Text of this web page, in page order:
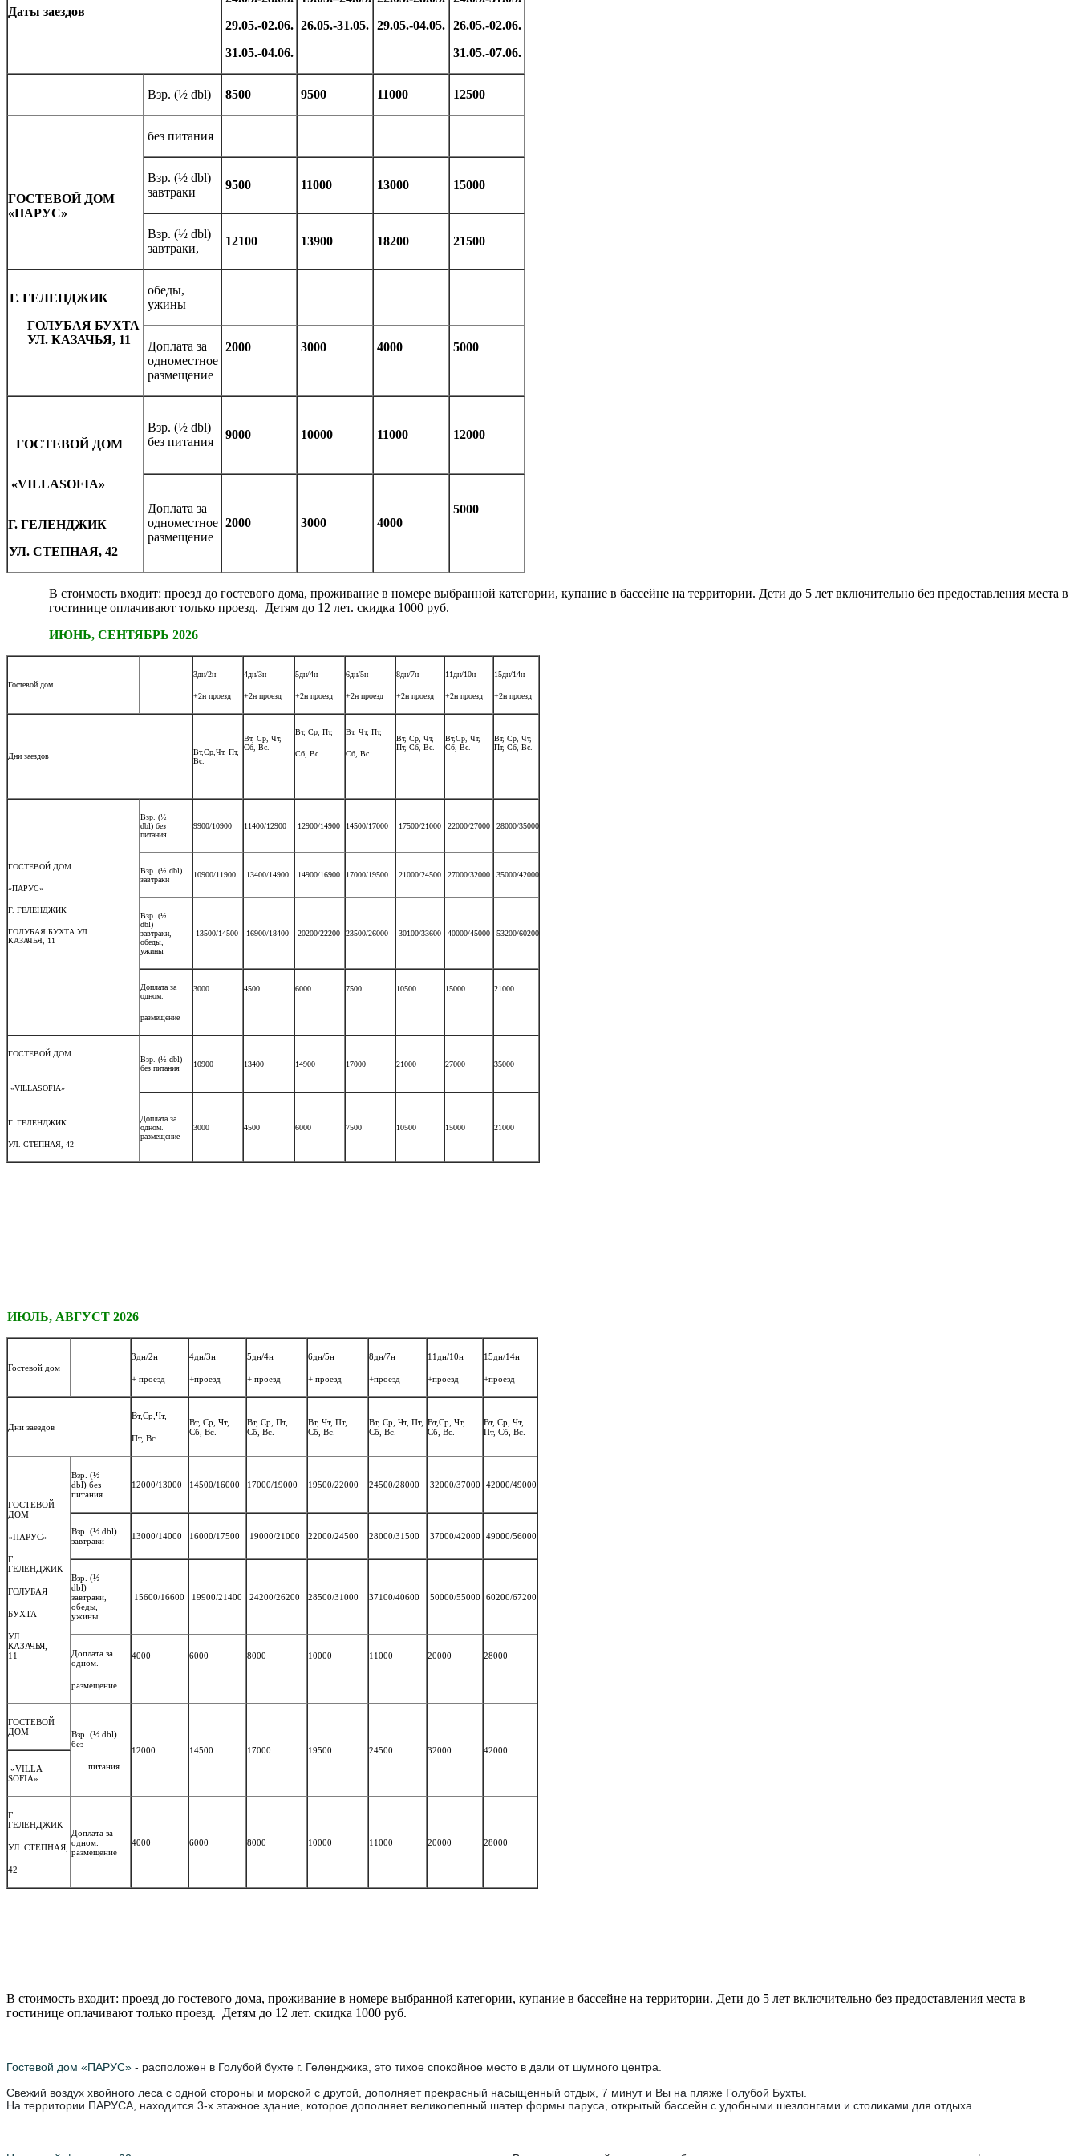
Даты заездов
29.05.-02.06.
31.05.-04.06.
26.05.-31.05. 29.05.-04.05.
26.05.-02.06.
31.05.-07.06.
Взр. (½ dbl) 8500 9500 11000 12500
ГОСТЕВОЙ ДОМ
«ПАРУС»
без питания
Взр. (½ dbl)
завтраки
9500 11000 13000 15000
Взр. (½ dbl)
завтраки,
12100 13900 18200 21500
Г. ГЕЛЕНДЖИК
ГОЛУБАЯ БУХТА
УЛ.КАЗАЧЬЯ, 11
обеды,
ужины
Доплата за
одноместное
размещение
2000 3000 4000 5000
ГОСТЕВОЙ ДОМ
«VILLASOFIA»
Г. ГЕЛЕНДЖИК
УЛ. СТЕПНАЯ, 42
Взр. (½ dbl)
без питания
9000 10000 11000 12000
Доплата за
одноместное
размещение
2000 3000 4000
5000
В стоимость входит: проезд до гостевого дома, проживание в номере выбранной категории, купание в бассейне на территории. Дети до 5 лет включительно без предоставления места в
гостинице оплачивают только проезд. Детям до 12 лет. скидка 1000 руб.
ИЮНЬ, СЕНТЯБРЬ 2026
Гостевой дом
3дн/2н
+2н проезд
4дн/3н
+2н проезд
5дн/4н
+2н проезд
6дн/5н
+2н проезд
8дн/7н
+2н проезд
11дн/10н
+2н проезд
15дн/14н
+2н проезд
Дни заездов
Вт,Ср,Чт, Пт,
Вс.
Вт, Ср, Чт,
Сб, Вс.
Вт, Ср, Пт,
Сб, Вс.
Вт, Чт, Пт,
Сб, Вс.
Вт, Ср, Чт,
Пт, Сб, Вс.
Вт,Ср, Чт,
Сб, Вс.
Вт, Ср, Чт,
Пт, Сб, Вс.
ГОСТЕВОЙ ДОМ
«ПАРУС»
Г. ГЕЛЕНДЖИК
ГОЛУБАЯ БУХТА УЛ.
КАЗАЧЬЯ, 11
Взр. (½
dbl) без
питания
9900/10900 11400/12900 12900/14900 14500/17000 17500/21000 22000/27000 28000/35000
Взр. (½ dbl)
завтраки
10900/11900 13400/14900 14900/16900 17000/19500 21000/24500 27000/32000 35000/42000
Взр. (½
dbl)
завтраки,
обеды,
ужины
13500/14500 16900/18400 20200/22200 23500/26000 30100/33600 40000/45000 53200/60200
Доплата за
одном.
размещение
3000 4500 6000 7500 10500 15000 21000
ГОСТЕВОЙ ДОМ
«VILLASOFIA»
Г. ГЕЛЕНДЖИК
УЛ. СТЕПНАЯ, 42
Взр. (½ dbl)
без питания
10900 13400 14900 17000 21000 27000 35000
Доплата за
одном.
размещение
3000 4500 6000 7500 10500 15000 21000
ИЮЛЬ, АВГУСТ 2026
Гостевой дом
3дн/2н
+ проезд
4дн/3н
+проезд
5дн/4н
+ проезд
6дн/5н
+ проезд
8дн/7н
+проезд
11дн/10н
+проезд
15дн/14н
+проезд
Дни заездов
Вт,Ср,Чт,
Пт, Вс
Вт, Ср, Чт,
Сб, Вс.
Вт, Ср, Пт,
Сб, Вс.
Вт, Чт, Пт,
Сб, Вс.
Вт, Ср, Чт, Пт,
Сб, Вс.
Вт,Ср, Чт,
Сб, Вс.
Вт, Ср, Чт,
Пт, Сб, Вс.
ГОСТЕВОЙ
ДОМ
«ПАРУС»
Г.
ГЕЛЕНДЖИК
ГОЛУБАЯ
БУХТА
УЛ.
КАЗАЧЬЯ,
11
Взр. (½
dbl) без
питания
12000/13000 14500/16000 17000/19000 19500/22000 24500/28000 32000/37000 42000/49000
Взр. (½ dbl)
завтраки
13000/14000 16000/17500 19000/21000 22000/24500 28000/31500 37000/42000 49000/56000
Взр. (½
dbl)
завтраки,
обеды,
ужины
15600/16600 19900/21400 24200/26200 28500/31000 37100/40600 50000/55000 60200/67200
Доплата за
одном.
размещение
4000 6000 8000 10000 11000 20000 28000
ГОСТЕВОЙ
ДОМ
Взр. (½ dbl)
без
питания
12000 14500 17000 19500 24500 32000
42000
«VILLA
SOFIA»
Г.
ГЕЛЕНДЖИК
УЛ. СТЕПНАЯ,
42
Доплата за
одном.
размещение
4000 6000 8000 10000 11000 20000 28000
В стоимость входит: проезд до гостевого дома, проживание в номере выбранной категории, купание в бассейне на территории. Дети до 5 лет включительно без предоставления места в
гостинице оплачивают только проезд. Детям до 12 лет. скидка 1000 руб.
Гостевой дом «ПАРУС» - расположен в Голубой бухте г. Геленджика, это тихое спокойное место в дали от шумного центра.
Свежий воздух хвойного леса с одной стороны и морской с другой, дополняет прекрасный насыщенный отдых, 7 минут и Вы на пляже Голубой Бухты.
На территории ПАРУСА, находится 3-х этажное здание, которое дополняет великолепный шатер формы паруса, открытый бассейн с удобными шезлонгами и столиками для отдыха.